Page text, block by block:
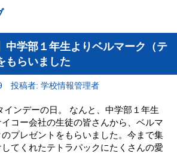
中学部１年生よりベルマーク（テ
もらいました
投稿者: 学校情報管理者
インデーの日。 なんと、中学部１年生
コー会社の生徒の皆さんから、ベルマ
プレゼントをもらいました。今まで集
てくれたテトラパックにたくさんの愛